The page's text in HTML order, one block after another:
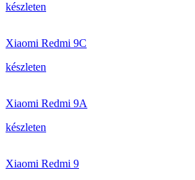
készleten
Xiaomi Redmi 9C
készleten
Xiaomi Redmi 9A
készleten
Xiaomi Redmi 9